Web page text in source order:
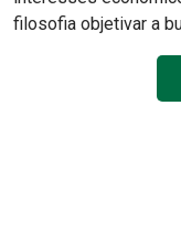
filosofia objetivar a